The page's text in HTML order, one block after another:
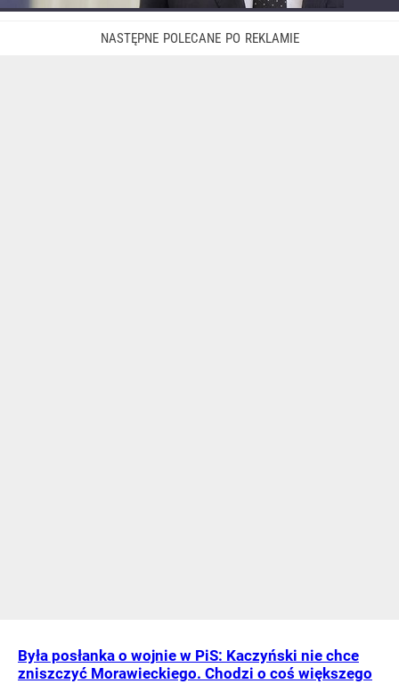
Była posłanka o wojnie w PiS: Kaczyński nie chce
zniszczyć Morawieckiego. Chodzi o coś większego